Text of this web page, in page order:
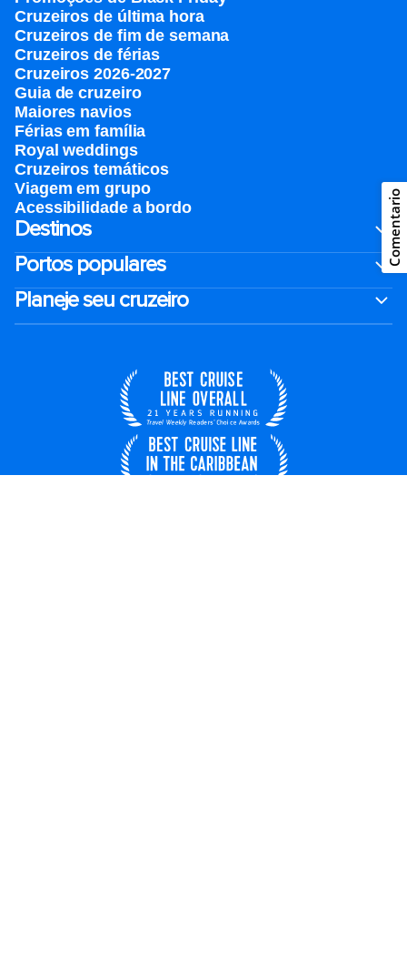
Cruzeiros de última hora
Cruzeiros de fim de semana
Cruzeiros de férias
Cruzeiros 2026-2027
Guia de cruzeiro
Maiores navios
Férias em família
Royal weddings
Cruzeiros temáticos
Viagem em grupo
Acessibilidade a bordo
Destinos
Portos populares
Planeje seu cruzeiro
Comentario